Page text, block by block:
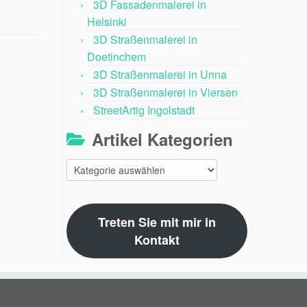
3D Fassadenmalerei in
Helsinki
3D Straßenmalerei in
Doetinchem
3D Straßenmalerei in Unna
3D Straßenmalerei in Viersen
StreetArtig Ingolstadt
Artikel Kategorien
Artikel
Kategorien
Treten Sie mit mir in
Kontakt